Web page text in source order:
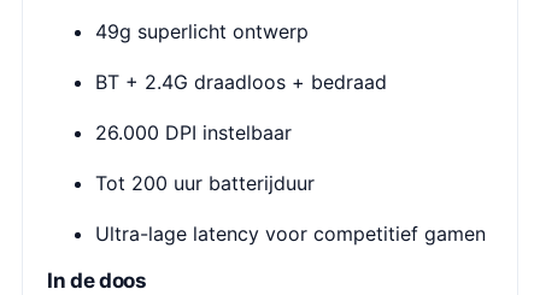
49g superlicht ontwerp
BT + 2.4G draadloos + bedraad
26.000 DPI instelbaar
Tot 200 uur batterijduur
Ultra-lage latency voor competitief gamen
In de doos